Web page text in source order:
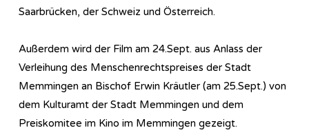
Saarbrücken, der Schweiz und Österreich.
Außerdem wird der Film am 24.Sept. aus Anlass der
Verleihung des Menschenrechtspreises der Stadt
Memmingen an Bischof Erwin Kräutler (am 25.Sept.) von
dem Kulturamt der Stadt Memmingen und dem
Preiskomitee im Kino im Memmingen gezeigt.